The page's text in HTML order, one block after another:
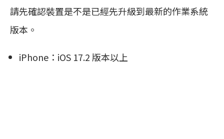
請先確認裝置是不是已經先升級到最新的作業系統
版本。
iPhone：iOS 17.2 版本以上